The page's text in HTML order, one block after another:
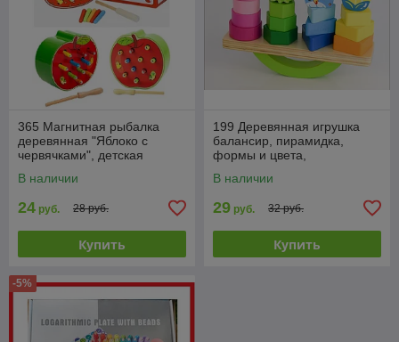
365 Магнитная рыбалка
деревянная "Яблоко с
червячками", детская
В наличии
24 руб. 28 руб.
Купить
199 Деревянная игрушка
балансир, пирамидка,
формы и цвета,
малышей
В наличии
29 руб. 32 руб.
Купить
-5%